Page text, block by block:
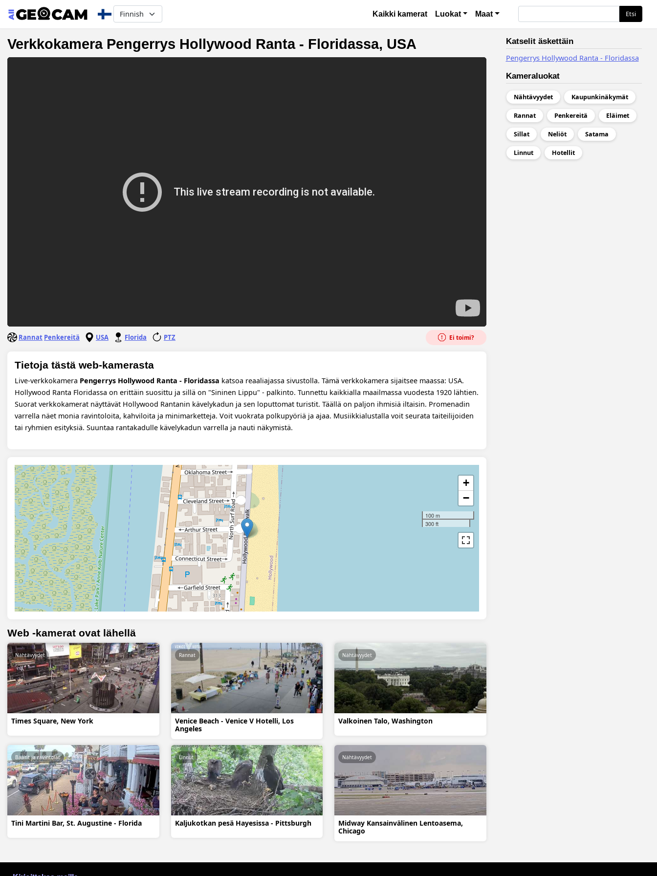
Select your language Основная навигация
Kaikki kamerat Luokat Maat Etsi
Verkkokamera Pengerrys Hollywood Ranta - Floridassa, USA
Rannat Penkereitä USA Florida PTZ Ei toimi?
Tietoja tästä web-kamerasta
Live-verkkokamera Pengerrys Hollywood Ranta - Floridassa katsoa reaaliajassa sivustolla. Tämä verkkokamera sijaitsee maassa: USA.
Hollywood Ranta Floridassa on erittäin suosittu ja sillä on "Sininen Lippu" - palkinto. Tunnettu kaikkialla maailmassa vuodesta 1920 lähtien.
Suorat verkkokamerat näyttävät Hollywood Rantanin kävelykadun ja sen loputtomat turistit. Täällä on paljon ihmisiä iltaisin. Promenadin
varrella näet monia ravintoloita, kahviloita ja minimarketteja. Voit vuokrata polkupyöriä ja ajaa. Musiikkialustalla voit seurata taiteilijoiden
tai ryhmien esityksiä. Suuntaa rantakadulle kävelykadun varrella ja nauti näkymistä.
+
−
100 m
300 ft
Web -kamerat ovat lähellä
Times Square, New York
Nähtävyydet
Venice Beach - Venice V Hotelli, Los
Angeles
Rannat
Valkoinen Talo, Washington
Nähtävyydet
Tini Martini Bar, St. Augustine - Florida
Baarit ja ravintolat
Kaljukotkan pesä Hayesissa - Pittsburgh
Linnut
Midway Kansainvälinen Lentoasema,
Chicago
Nähtävyydet
Katselit äskettäin
Pengerrys Hollywood Ranta - Floridassa
Kameraluokat
Nähtävyydet Kaupunkinäkymät
Rannat Penkereitä Eläimet
Sillat Neliöt Satama
Linnut Hotellit